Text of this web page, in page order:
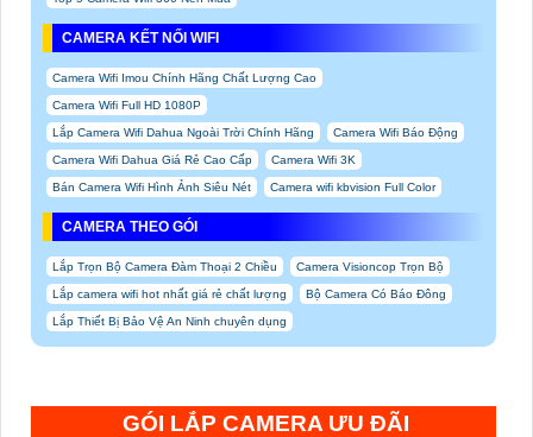
CAMERA KẾT NỐI WIFI
Camera Wifi Imou Chính Hãng Chất Lượng Cao
Camera Wifi Full HD 1080P
Lắp Camera Wifi Dahua Ngoài Trời Chính Hãng Camera Wifi Báo Động
Camera Wifi Dahua Giá Rẻ Cao Cấp Camera Wifi 3K
Bán Camera Wifi Hình Ảnh Siêu Nét Camera wifi kbvision Full Color
CAMERA THEO GÓI
Lắp Trọn Bộ Camera Đàm Thoại 2 Chiều Camera Visioncop Trọn Bộ
Lắp camera wifi hot nhất giá rẻ chất lượng Bộ Camera Có Báo Đông
Lắp Thiết Bị Bảo Vệ An Ninh chuyên dụng
GÓI LẮP CAMERA ƯU ĐÃI